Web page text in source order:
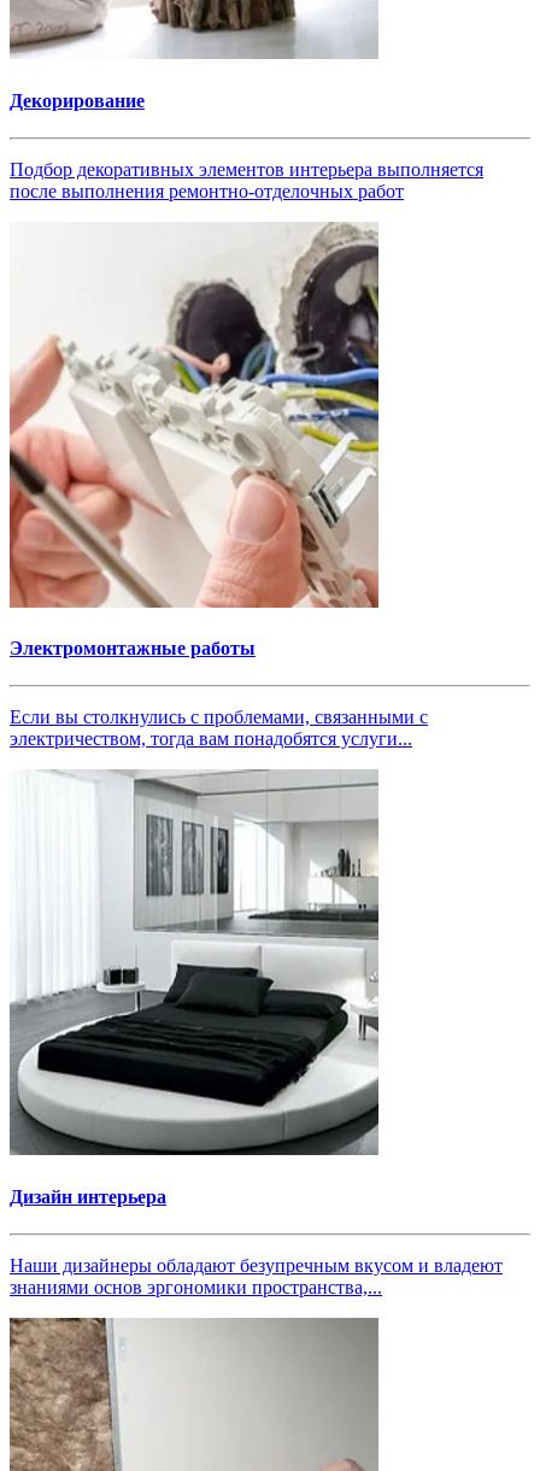
Декорирование
Подбор декоративных элементов интерьера выполняется
после выполнения ремонтно-отделочных работ
Электромонтажные работы
Если вы столкнулись с проблемами, связанными с
электричеством, тогда вам понадобятся услуги...
Дизайн интерьера
Наши дизайнеры обладают безупречным вкусом и владеют
знаниями основ эргономики пространства,...